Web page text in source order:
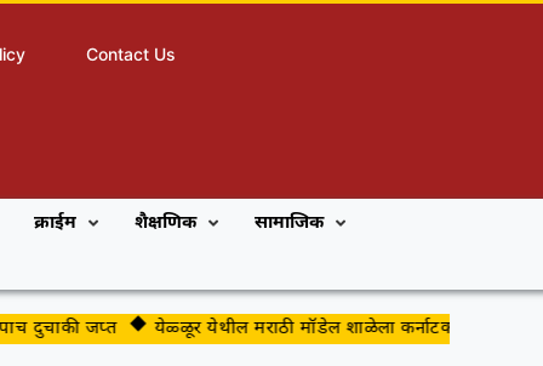
Contact Us
क्राईम शैक्षणिक सामाजिक
जप्त येळ्ळूर येथील मराठी मॉडेल शाळेला कर्नाटक पब्लिक शाळेचा